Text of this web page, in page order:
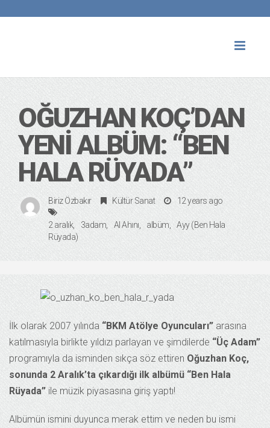
OĞUZHAN KOÇ’DAN
YENI ALBÜM: “BEN
HALA RÜYADA”
Biriz Özbakır Kültür Sanat 12 years ago
2 aralık 3adam Al Ahını albüm
Ayy (Ben Hala
Rüyada)
İlk olarak 2007 yılında “BKM Atölye Oyuncuları” arasına
katılmasıyla birlikte yıldızı parlayan ve şimdilerde “Üç Adam”
programıyla da isminden sıkça söz ettiren Oğuzhan Koç,
sonunda 2 Aralık’ta çıkardığı ilk albümü “Ben Hala
Rüyada” ile müzik piyasasına giriş yaptı!
Albümün ismini duyunca merak ettim ve neden bu ismi